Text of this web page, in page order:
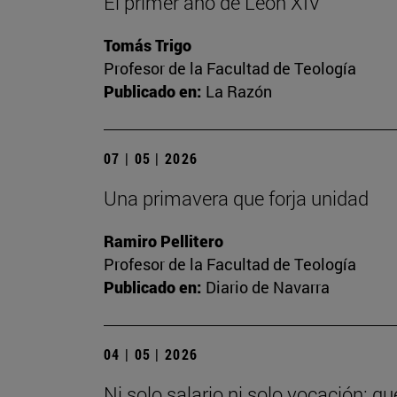
Tomás Trigo
Profesor de la Facultad de Teología
Publicado en: La Razón
07 | 05 | 2026
Una primavera que forja unidad
Ramiro Pellitero
Profesor de la Facultad de Teología
Publicado en: Diario de Navarra
04 | 05 | 2026